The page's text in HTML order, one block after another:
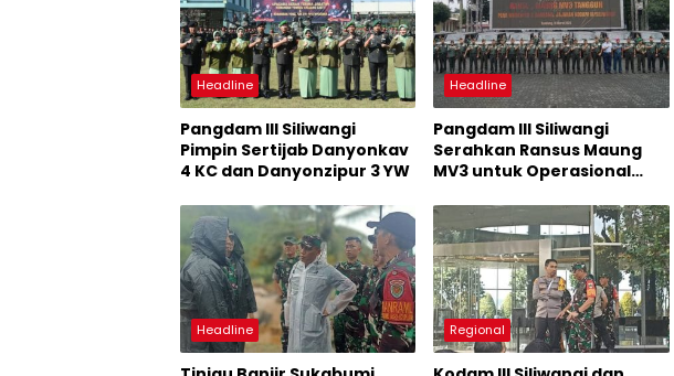
Headline
Pangdam III Siliwangi
Pimpin Sertijab Danyonkav
4 KC dan Danyonzipur 3 YW
Headline
Pangdam III Siliwangi
Serahkan Ransus Maung
MV3 untuk Operasional
Headline Regional